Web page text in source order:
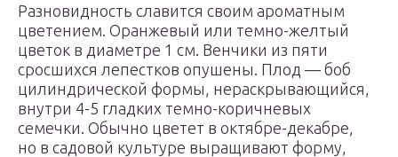
Разновидность славится своим ароматным
цветением. Оранжевый или темно-желтый
цветок в диаметре 1 см. Венчики из пяти
сросшихся лепестков опушены. Плод — боб
цилиндрической формы, нераскрывающийся,
внутри 4-5 гладких темно-коричневых
семечки. Обычно цветет в октябре-декабре,
но в садовой культуре выращивают форму,